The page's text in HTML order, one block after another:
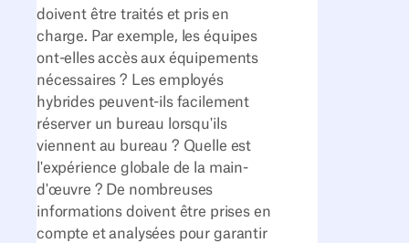
doivent être traités et pris en
charge. Par exemple, les équipes
ont-elles accès aux équipements
nécessaires ? Les employés
hybrides peuvent-ils facilement
réserver un bureau lorsqu'ils
viennent au bureau ? Quelle est
l'expérience globale de la main-
d'œuvre ? De nombreuses
informations doivent être prises en
compte et analysées pour garantir